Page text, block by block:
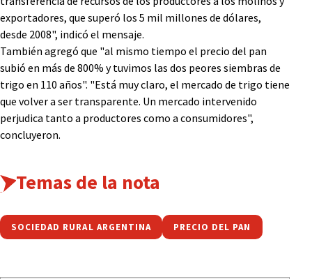
exportadores, que superó los 5 mil millones de dólares,
desde 2008", indicó el mensaje.
También agregó que "al mismo tiempo el precio del pan
subió en más de 800% y tuvimos las dos peores siembras de
trigo en 110 años". "Está muy claro, el mercado de trigo tiene
que volver a ser transparente. Un mercado intervenido
perjudica tanto a productores como a consumidores",
concluyeron.
Temas de la nota
SOCIEDAD RURAL ARGENTINA PRECIO DEL PAN